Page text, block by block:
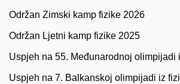
Održan Zimski kamp fizike 2026
Održan Ljetni kamp fizike 2025
Uspjeh na 55. Međunarodnoj olimpijadi
Uspjeh na 7. Balkanskoj olimpijadi iz